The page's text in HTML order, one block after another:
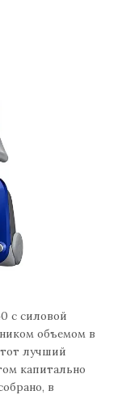
с силовой
объемом в
лучший
капитально
в